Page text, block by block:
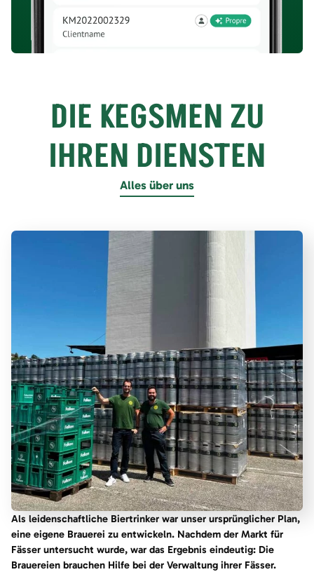
DIE KEGSMEN ZU
IHREN DIENSTEN
Alles über uns
Als leidenschaftliche Biertrinker war unser ursprünglicher Plan,
eine eigene Brauerei zu entwickeln. Nachdem der Markt für
Fässer untersucht wurde, war das Ergebnis eindeutig: Die
Brauereien brauchen Hilfe bei der Verwaltung ihrer Fässer.